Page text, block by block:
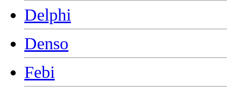
Delphi
Denso
Febi